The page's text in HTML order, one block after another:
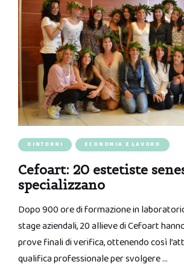
DINTORNI ECONOMIA E LAVORO
Cefoart: 20 estetiste
specializzano
Dopo 900 ore di formazione in
stage aziendali, 20 allieve di Cefoart
prove finali di verifica, ottenendo così
qualifica professionale per svolgere …